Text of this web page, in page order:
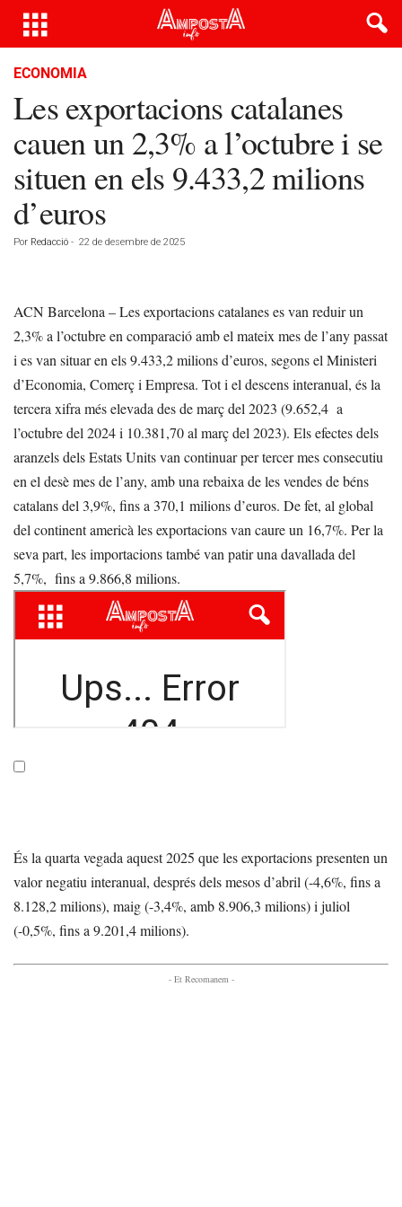
ECONOMIA
Les exportacions catalanes
cauen un 2,3% a l’octubre i se
situen en els 9.433,2 milions
d’euros
Por Redacció - 22 de desembre de 2025
ACN Barcelona – Les exportacions catalanes es van reduir un
2,3% a l’octubre en comparació amb el mateix mes de l’any passat
i es van situar en els 9.433,2 milions d’euros, segons el Ministeri
d’Economia, Comerç i Empresa. Tot i el descens interanual, és la
tercera xifra més elevada des de març del 2023 (9.652,4 a
l’octubre del 2024 i 10.381,70 al març del 2023). Els efectes dels
aranzels dels Estats Units van continuar per tercer mes consecutiu
en el desè mes de l’any, amb una rebaixa de les vendes de béns
catalans del 3,9%, fins a 370,1 milions d’euros. De fet, al global
del continent americà les exportacions van caure un 16,7%. Per la
seva part, les importacions també van patir una davallada del
5,7%, fins a 9.866,8 milions.
És la quarta vegada aquest 2025 que les exportacions presenten un
valor negatiu interanual, després dels mesos d’abril (-4,6%, fins a
8.128,2 milions), maig (-3,4%, amb 8.906,3 milions) i juliol
(-0,5%, fins a 9.201,4 milions).
- Et Recomanem -